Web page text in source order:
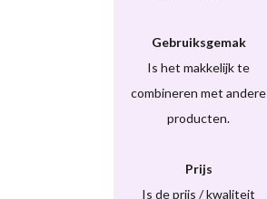
Gebruiksgemak
Is het makkelijk te
combineren met andere
producten.
Prijs
Is de prijs / kwaliteit